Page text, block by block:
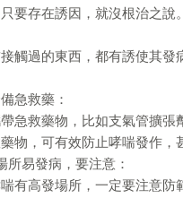
要存在誘因，就沒根治之
觸過的東西，都有誘使其
急救藥：
急救藥物，比如支氣管擴
物，可有效防止哮喘發作，
易發病，要注意：
有高發場所，一定要注意防